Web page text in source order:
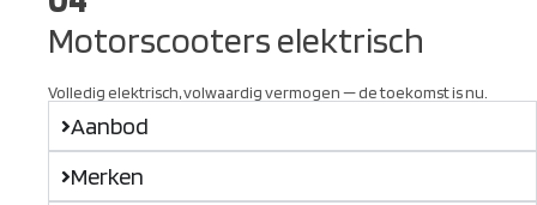
Motorscooters elektrisch
Volledig elektrisch, volwaardig vermogen — de toekomst is nu.
Aanbod
Merken